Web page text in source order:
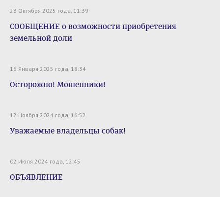
23 Октября 2025 года, 11:39
СООБЩЕНИЕ о возможности приобретения
земельной доли
16 Января 2025 года, 18:34
Осторожно! Мошенники!
12 Ноября 2024 года, 16:52
Уважаемые владельцы собак!
02 Июля 2024 года, 12:45
ОБЪЯВЛЕНИЕ